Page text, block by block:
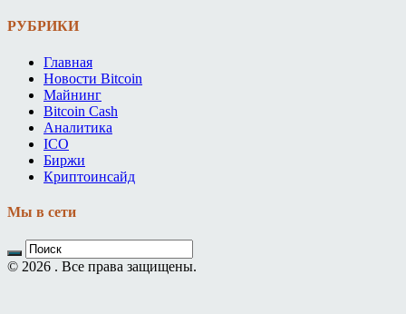
РУБРИКИ
Главная
Новости Bitcoin
Майнинг
Bitcoin Cash
Аналитика
ICO
Биржи
Криптоинсайд
Мы в сети
© 2026 . Все права защищены.